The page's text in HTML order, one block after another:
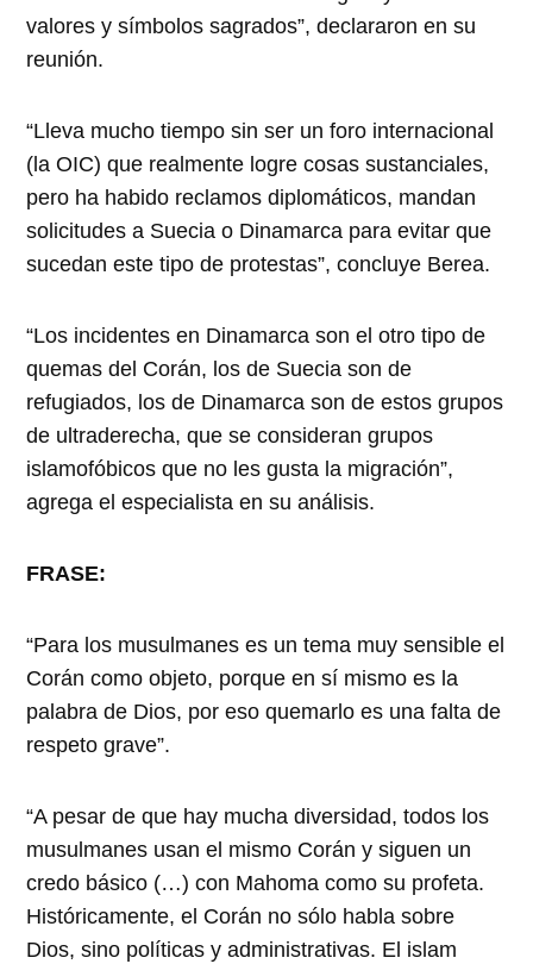
valores y símbolos sagrados”, declararon en su
reunión.
“Lleva mucho tiempo sin ser un foro internacional
(la OIC) que realmente logre cosas sustanciales,
pero ha habido reclamos diplomáticos, mandan
solicitudes a Suecia o Dinamarca para evitar que
sucedan este tipo de protestas”, concluye Berea.
“Los incidentes en Dinamarca son el otro tipo de
quemas del Corán, los de Suecia son de
refugiados, los de Dinamarca son de estos grupos
de ultraderecha, que se consideran grupos
islamofóbicos que no les gusta la migración”,
agrega el especialista en su análisis.
FRASE:
“Para los musulmanes es un tema muy sensible el
Corán como objeto, porque en sí mismo es la
palabra de Dios, por eso quemarlo es una falta de
respeto grave”.
“A pesar de que hay mucha diversidad, todos los
musulmanes usan el mismo Corán y siguen un
credo básico (…) con Mahoma como su profeta.
Históricamente, el Corán no sólo habla sobre
Dios, sino políticas y administrativas. El islam